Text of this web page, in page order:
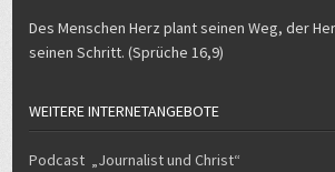
Des Menschen Herz plant seinen Weg, der
seinen Schritt. (Sprüche 16,9)
WEITERE INTERNETANGEBOTE
Podcast „Journalist und Christ“